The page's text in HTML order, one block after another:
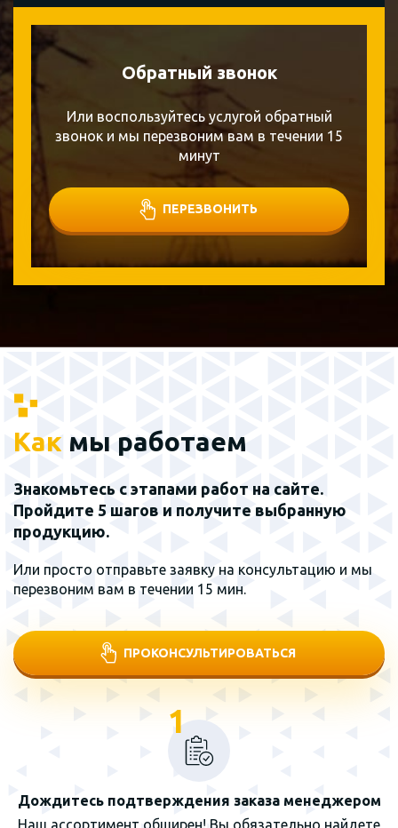
Обратный звонок
Или воспользуйтесь услугой обратный
звонок и мы перезвоним вам в течении 15
минут
ПЕРЕЗВОНИТЬ
Как мы работаем
Знакомьтесь с этапами работ на сайте.
Пройдите 5 шагов и получите выбранную
продукцию.
Или просто отправьте заявку на консультацию и мы
перезвоним вам в течении 15 мин.
ПРОКОНСУЛЬТИРОВАТЬСЯ
1
Дождитесь подтверждения заказа менеджером
Наш ассортимент обширен! Вы обязательно найдете